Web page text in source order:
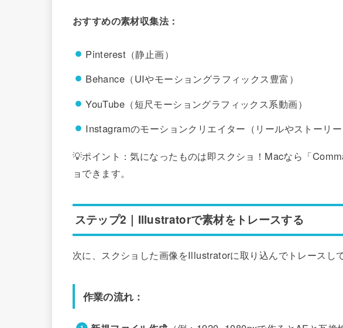
おすすめの素材収集法：
Pinterest（静止画）
Behance（UIやモーショングラフィックス豊富）
YouTube（短尺モーショングラフィックス系動画）
Instagramのモーションクリエイター（リールやストーリー
💡ポイント：気になったものは即スクショ！Macなら「
ョできます。
ステップ2｜Illustratorで素材をトレースする
次に、スクショした画像をIllustratorに取り込んでトレースして
作業の流れ：